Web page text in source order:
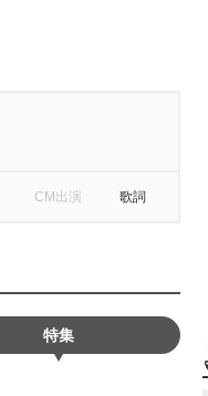
CM出演 歌詞
特集